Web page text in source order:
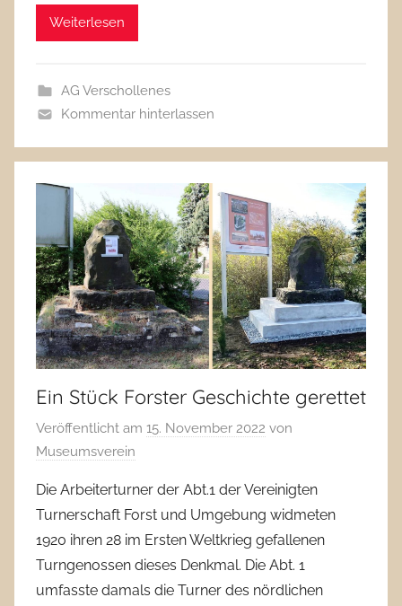
Weiterlesen
AG Verschollenes
Kommentar hinterlassen
Ein Stück Forster Geschichte gerettet
Veröffentlicht am 15. November 2022 von
Museumsverein
Die Arbeiterturner der Abt.1 der Vereinigten
Turnerschaft Forst und Umgebung widmeten
1920 ihren 28 im Ersten Weltkrieg gefallenen
Turngenossen dieses Denkmal. Die Abt. 1
umfasste damals die Turner des nördlichen